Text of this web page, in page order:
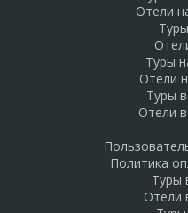
Отели
Туры
Отели
Туры
Отели
Политика
Туры
Отели